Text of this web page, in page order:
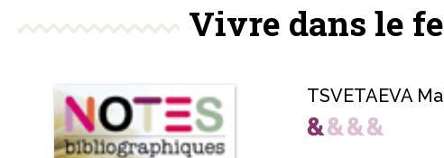
Vivre dans le
TSVETAEVA